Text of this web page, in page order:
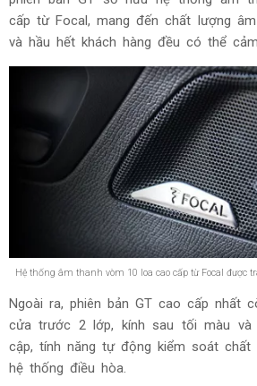
Cửa sổ trời toàn cảnh panorama cũng là
Trong khi đó, hệ thống âm thanh
được phân cấp theo từng phiên bản.
bị dàn âm thanh 6 loa tiêu chuẩn
phiên bản GT sở hữu hệ thống âm
cấp từ Focal, mang đến chất lượng
và hầu hết khách hàng đều có thể